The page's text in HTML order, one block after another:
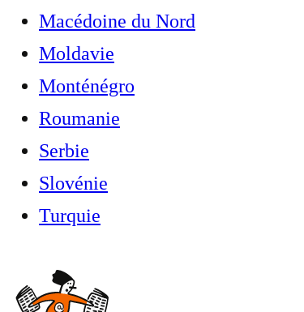
Macédoine du Nord
Moldavie
Monténégro
Roumanie
Serbie
Slovénie
Turquie